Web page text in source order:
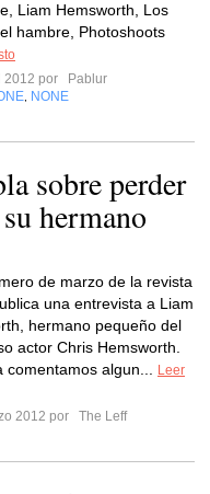
Liam Hemsworth, Los
hambre, Photoshoots
2012 por
Pablur
NONE
sobre perder
hermano
de marzo de la revista
una entrevista a Liam
hermano pequeño del
actor Chris Hemsworth.
comentamos algun...
Leer
2012 por
The Leff